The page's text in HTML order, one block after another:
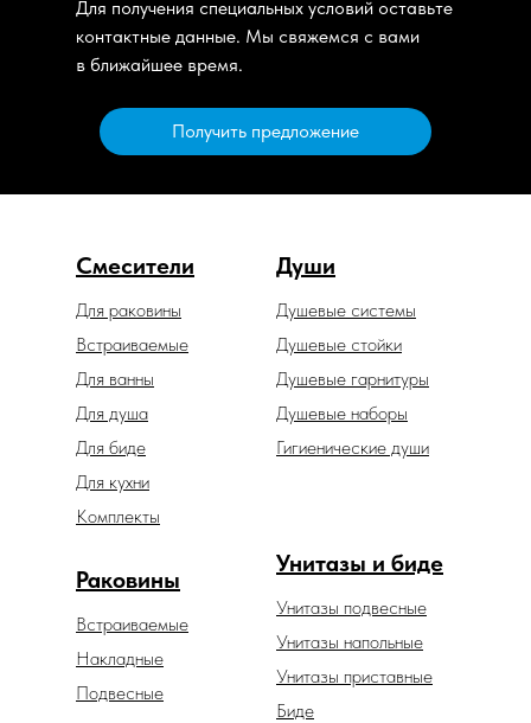
Для получения специальных условий оставьте
контактные данные. Мы свяжемся с вами
в ближайшее время.
Получить предложение
Смесители Души
Душевые гарнитуры
Душевые системы
Гигиенические души
Душевые наборы
Унитазы и биде
Унитазы подвесные
Унитазы напольные
Унитазы приставные
Раковины
Встраиваемые
Накладные
Подвесные
Встраиваемые
Для биде
Для ванны
Для душа
Для раковины
Для кухни
Душевые стойки
Биде
Комплекты